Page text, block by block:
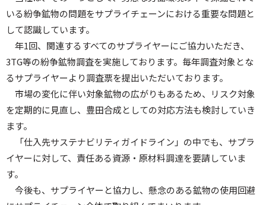
いる紛争鉱物の問題をサプライチェーンにおける重要な問題と
して認識しています。
年1回、関連するすべてのサプライヤーにご協力いただき、
3TG等の紛争鉱物調査を実施しております。毎年調査対象とな
るサプライヤーより調査票を提出いただいております。
市場の変化に伴い対象鉱物の広がりもあるため、リスク対象
を定期的に見直し、豊田合成としての対応方法も検討していき
ます。
「仕入先サステナビリティガイドライン」の中でも、サプラ
イヤーに対して、責任ある資源・原材料調達を要請していま
す。
今後も、サプライヤーと協力し、懸念のある鉱物の使用回避